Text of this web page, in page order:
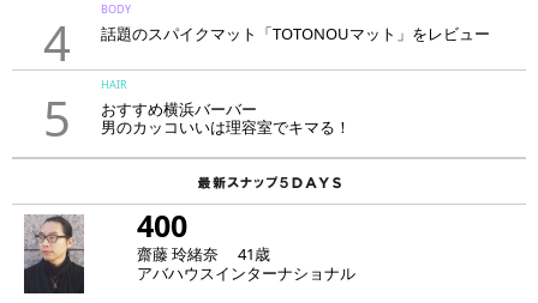
4
BODY
話題のスパイクマット「TOTONOUマット」をレビュー
5
HAIR
おすすめ横浜バーバー
男のカッコいいは理容室でキマる！
400
齋藤 玲緒奈 41歳
アバハウスインターナショナル